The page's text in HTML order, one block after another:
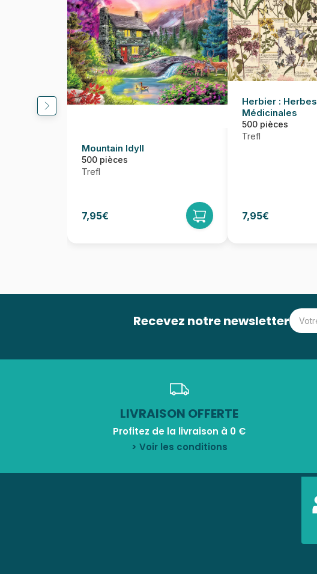
Mountain Idyll
500 pièces
Trefl
7,95€
Herbier : Herbes
Médicinales
500 pièces
Trefl
7,95€
Recevez notre newsletter
LIVRAISON OFFERTE
Profitez de la livraison à 0 €
> Voir les conditions